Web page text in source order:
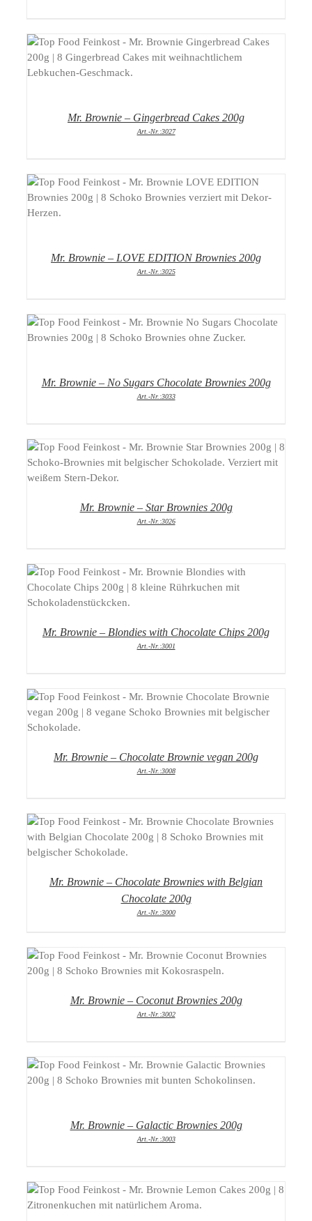
Mr. Brownie – Gingerbread Cakes 200g
Art.-Nr.:3027
Mr. Brownie – LOVE EDITION Brownies 200g
Art.-Nr.:3025
DETAILS
Mr. Brownie – No Sugars Chocolate Brownies 200g
Art.-Nr.:3033
DETAILS
Mr. Brownie – Star Brownies 200g
Art.-Nr.:3026
DETAILS
Mr. Brownie – Blondies with Chocolate Chips 200g
Art.-Nr.:3001
DETAILS
Mr. Brownie – Chocolate Brownie vegan 200g
Art.-Nr.:3008
DETAILS
Mr. Brownie – Chocolate Brownies with Belgian
Chocolate 200g
Art.-Nr.:3000
DETAILS
Mr. Brownie – Coconut Brownies 200g
Art.-Nr.:3002
DETAILS
Mr. Brownie – Galactic Brownies 200g
Art.-Nr.:3003
DETAILS